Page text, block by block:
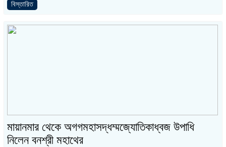
বিস্তারিত
মায়ানমার থেকে অগগমহাসদ্ধম্মজ্যোতিকাধ্বজ উপাধি
নিলেন বনশ্রী মহাথের